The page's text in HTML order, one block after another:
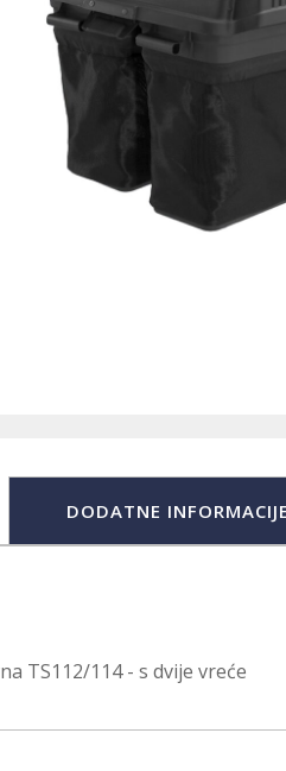
DODATNE INFORMACIJE
TS112/114 - s dvije vreće